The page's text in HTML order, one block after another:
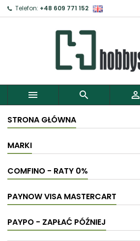
Telefon: +48 609 771 152
  
STRONA GŁÓWNA
MARKI
COMFINO - RATY 0%
PAYNOW VISA MASTERCART
PAYPO - ZAPŁAĆ PÓŹNIEJ